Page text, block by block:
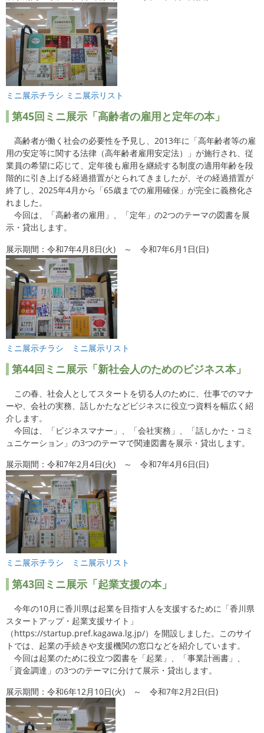
ミニ展示チラシ ミニ展示リスト
第45回ミニ展示「高齢者の雇用と定年の本」
高齢者が働く社会の必要性を予見し、2013年に「高年齢者等の雇
用の安定等に関する法律（高年齢者雇用安定法）」が施行され、従
業員の希望に応じて、定年後も雇用を継続する制度の適用年齢を段
階的に引き上げる経過措置がとられてきましたが、その経過措置が
終了し、2025年4月から「65歳までの雇用確保」が完全に義務化さ
れました。
今回は、「高齢者の雇用」、「定年」の2つのテーマの図書を展
示・貸出します。
展示期間：令和7年4月8日(火) ～ 令和7年6月1日(日)
ミニ展示チラシ ミニ展示リスト
第44回ミニ展示「新社会人のためのビジネス本」
この春、社会人としてスタートを切る人のために、仕事でのマナ
ーや、会社の実務、話しかたなどビジネスに役立つ資料を幅広く紹
介します。
今回は、「ビジネスマナー」、「会社実務」、「話しかた・コミ
ュニケーション」の3つのテーマで関連図書を展示・貸出します。
展示期間：令和7年2月4日(火) ～ 令和7年4月6日(日)
ミニ展示チラシ ミニ展示リスト
第43回ミニ展示「起業支援の本」
今年の10月に香川県は起業を目指す人を支援するために「香川県
スタートアップ・起業支援サイト」
（https://startup.pref.kagawa.lg.jp/）を開設しました。このサイ
トでは、起業の手続きや支援機関の窓口などを紹介しています。
今回は起業のために役立つ図書を「起業」、「事業計画書」、
「資金調達」の3つのテーマに分けて展示・貸出します。
展示期間：令和6年12月10日(火) ～ 令和7年2月2日(日)